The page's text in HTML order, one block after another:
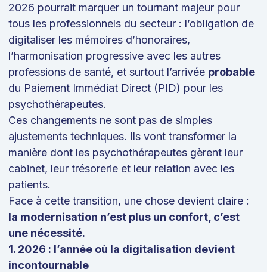
2026 pourrait marquer un tournant majeur pour
tous les professionnels du secteur : l’obligation de
digitaliser les mémoires d’honoraires,
l’harmonisation progressive avec les autres
professions de santé, et surtout l’arrivée probable
du Paiement Immédiat Direct (PID) pour les
psychothérapeutes.
Ces changements ne sont pas de simples
ajustements techniques. Ils vont transformer la
manière dont les psychothérapeutes gèrent leur
cabinet, leur trésorerie et leur relation avec les
patients.
Face à cette transition, une chose devient claire :
la modernisation n’est plus un confort, c’est
une nécessité.
1. 2026 : l’année où la digitalisation devient
incontournable